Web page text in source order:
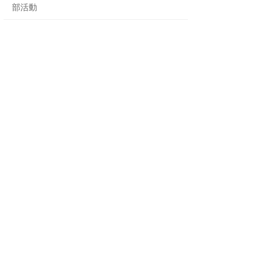
部活動